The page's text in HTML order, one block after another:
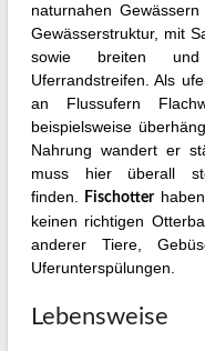
naturnahen
Gewässerstruktur, mit
sowie breiten und
Uferrandstreifen. Als
an Flussufern
beispielsweise
Nahrung wandert er
muss hier überall
finden.
Fischotterhaben
keinen richtigen
anderer Tiere,
Uferunterspülungen.
Lebensweise